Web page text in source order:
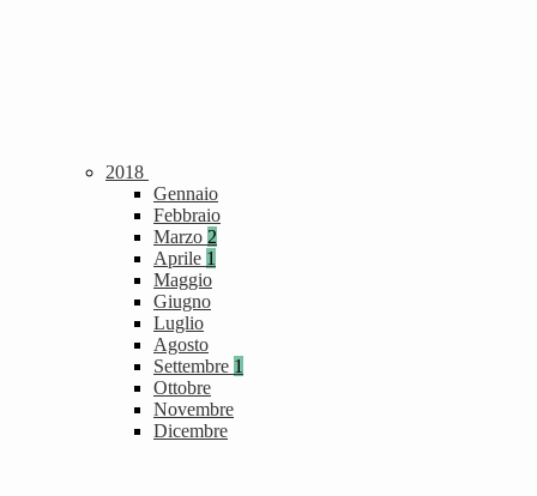
2018
Gennaio
Febbraio
Marzo 2
Aprile 1
Maggio
Giugno
Luglio
Agosto
Settembre 1
Ottobre
Novembre
Dicembre